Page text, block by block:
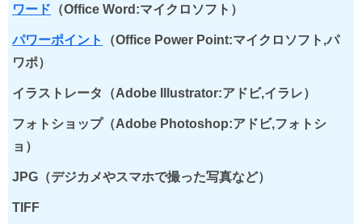
ワード （Office Word:マイクロソフト）
パワーポイント
（Office Power Point:マイクロソフト,パ
ワポ）
イラストレータ（Adobe Illustrator:アドビ,イラレ）
フォトショップ（Adobe Photoshop:アドビ,フォトシ
ョ）
JPG（デジカメやスマホで撮った写真など）
TIFF